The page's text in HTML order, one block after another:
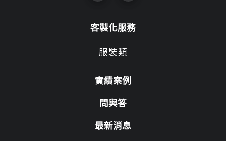
客製化服務
服裝類
實績案例
問與答
最新消息